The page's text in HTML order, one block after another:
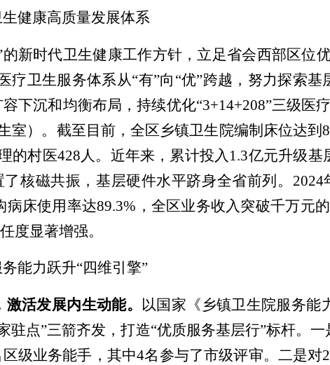
健康高质量发展体系
的新时代卫生健康工作方针 ，立足省会西部区位
疗卫生服务体系从“有”向 “优”跨越 ，努力探索基
下沉和均衡布局 ，持续优化“3+14+208”三级医疗
室） 。截至目前，全区乡镇卫生院编制床位达到
的村医428人。近年来，累计投入1.3亿元升级基
了核磁共振，基层硬件水平跻身全省前列。 2024
病床使用率达89.3% ，全区业务收入突破千万元
度显著增强。
能力跃升“四维引擎”
激活发展内生动能。 以国家 《乡镇卫生院服务能
驻点”三箭齐发，打造“优质服务基层行”标杆。一
区级业务能手，其中4名参与了市级评审。二是对